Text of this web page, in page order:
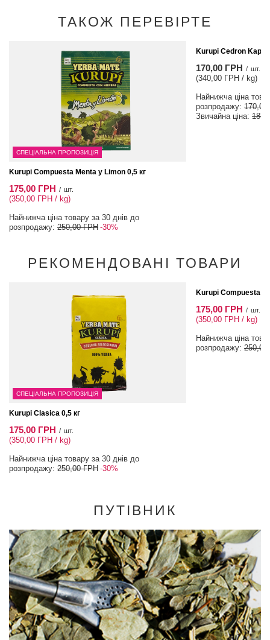
ТАКОЖ ПЕРЕВІРТЕ
СПЕЦІАЛЬНА ПРОПОЗИЦІЯ
Kurupi Compuesta Menta y Limon 0,5 кг
175,00 ГРН / шт.
(350,00 ГРН / kg)
Найнижча ціна товару за 30 днів до
розпродажу: 250,00 ГРН -30%
Kurupi Cedron Kapi'i
170,00 ГРН / шт.
(340,00 ГРН / kg)
Найнижча ціна
розпродажу:
Звичайна ціна:
РЕКОМЕНДОВАНІ ТОВАРИ
СПЕЦІАЛЬНА ПРОПОЗИЦІЯ
Kurupi Clasica 0,5 кг
175,00 ГРН / шт.
(350,00 ГРН / kg)
Найнижча ціна товару за 30 днів до
розпродажу: 250,00 ГРН -30%
Kurupi Compuesta
175,00 ГРН / шт.
(350,00 ГРН / kg)
Найнижча ціна
розпродажу:
ПУТІВНИК